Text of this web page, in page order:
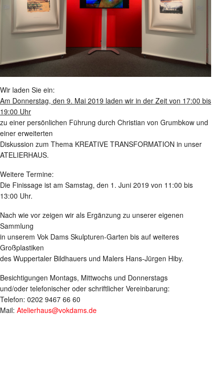
Wir laden Sie ein:
Am Donnerstag, den 9. Mai 2019 laden wir in der Zeit von 17:00 bis
19:00 Uhr
zu einer persönlichen Führung durch Christian von Grumbkow und
einer erweiterten
Diskussion zum Thema KREATIVE TRANSFORMATION in unser
ATELIERHAUS.
Weitere Termine:
Die Finissage ist am Samstag, den 1. Juni 2019 von 11:00 bis
13:00 Uhr.
Nach wie vor zeigen wir als Ergänzung zu unserer eigenen
Sammlung
in unserem Vok Dams Skulpturen-Garten bis auf weiteres
Großplastiken
des Wuppertaler Bildhauers und Malers Hans-Jürgen Hiby.
Besichtigungen Montags, Mittwochs und Donnerstags
und/oder telefonischer oder schriftlicher Vereinbarung:
Telefon: 0202 9467 66 60
Mail: Atelierhaus@vokdams.de